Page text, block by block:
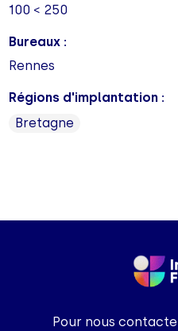
100 < 250
Bureaux :
Rennes
Régions d'implantation :
Bretagne
Pour nous